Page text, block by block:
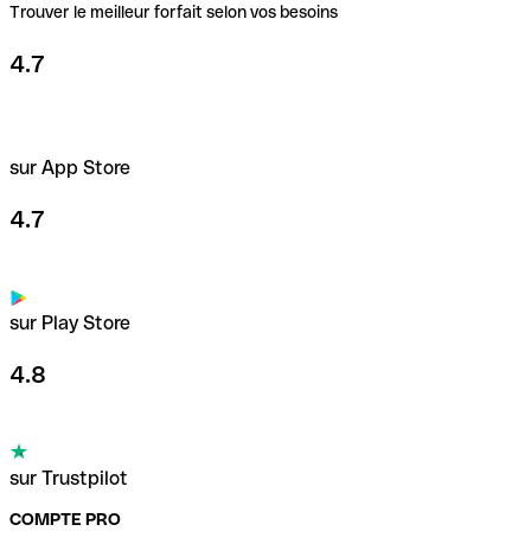
Trouver le meilleur forfait selon vos besoins
4.7
sur App Store
4.7
sur Play Store
4.8
sur Trustpilot
COMPTE PRO